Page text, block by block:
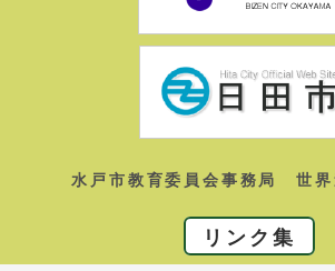
水戸市教育委員会事務局 世界
リンク集